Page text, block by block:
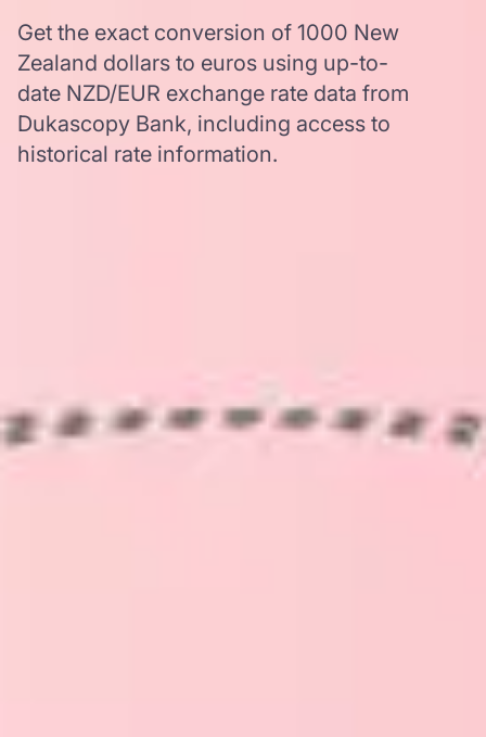
Get the exact conversion of 1000 New
Zealand dollars to euros using up-to-
date NZD/EUR exchange rate data from
Dukascopy Bank, including access to
historical rate information.